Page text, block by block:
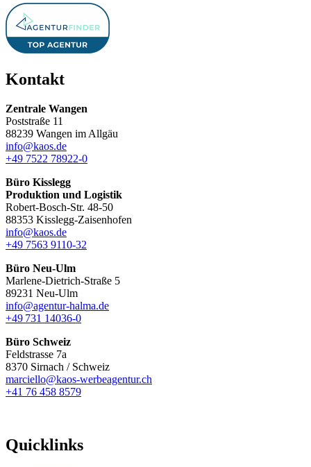
Kontakt
Zentrale Wangen
Poststraße 11
88239 Wangen im Allgäu
info@kaos.de
+49 7522 78922-0
Büro Kisslegg
Produktion und Logistik
Robert-Bosch-Str. 48-50
88353 Kisslegg-Zaisenhofen
info@kaos.de
+49 7563 9110-32
Büro Neu-Ulm
Marlene-Dietrich-Straße 5
89231 Neu-Ulm
info@agentur-halma.de
+49 731 14036-0
Büro Schweiz
Feldstrasse 7a
8370 Sirnach / Schweiz
marciello@kaos-werbeagentur.ch
+41 76 458 8579
Quicklinks